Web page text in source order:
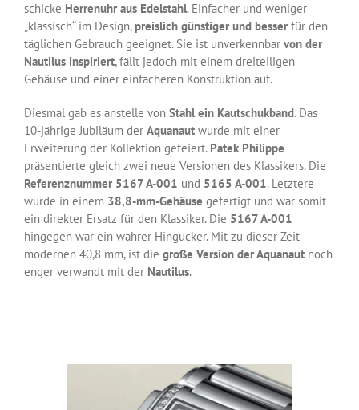
schicke Herrenuhr aus Edelstahl. Einfacher und weniger
„klassisch“ im Design, preislich günstiger und besserfür den
täglichen Gebrauch geeignet. Sie ist unverkennbar von der
Nautilus inspiriert, fällt jedoch mit einem dreiteiligen
Gehäuse und einer einfacheren Konstruktion auf.
Diesmal gab es anstelle von Stahl ein Kautschukband. Das
10-jährige Jubiläum der Aquanautwurde mit einer
Erweiterung der Kollektion gefeiert. Patek Philippe
präsentierte gleich zwei neue Versionen des Klassikers. Die
Referenznummer 5167 A-001 und 5165 A-001. Letztere
wurde in einem 38,8-mm-Gehäuse gefertigt und war somit
ein direkter Ersatz für den Klassiker. Die 5167 A-001
hingegen war ein wahrer Hingucker. Mit zu dieser Zeit
modernen 40,8 mm, ist die große Version der Aquanautnoch
enger verwandt mit der Nautilus.